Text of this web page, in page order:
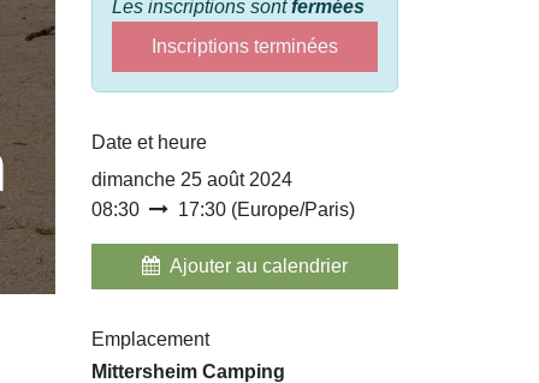
Les inscriptions sontfermées
Inscriptions terminées
Date et heure
dimanche 25 août 2024
08:30
17:30 (Europe/Paris)
Ajouter au calendrier
Emplacement
Mittersheim Camping